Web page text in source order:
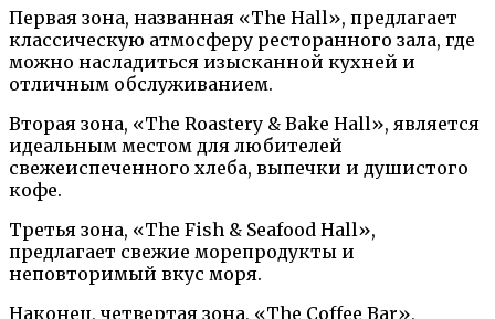
Первая зона, названная «The Hall», предлагает
классическую атмосферу ресторанного зала, где
можно насладиться изысканной кухней и
отличным обслуживанием.
Вторая зона, «The Roastery & Bake Hall», является
идеальным местом для любителей
свежеиспеченного хлеба, выпечки и душистого
кофе.
Третья зона, «The Fish & Seafood Hall»,
предлагает свежие морепродукты и
неповторимый вкус моря.
Наконец, четвертая зона, «The Coffee Bar»,